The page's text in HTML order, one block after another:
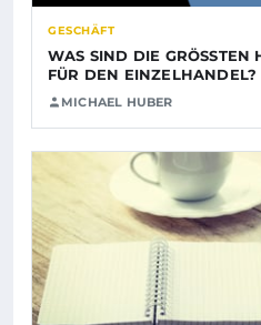
GESCHÄFT
WAS SIND DIE GRÖSSTEN
ÜR DEN EINZELHANDEL?
MICHAEL HUBER